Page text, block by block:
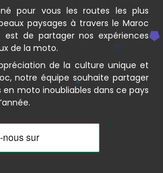
pour vous les routes les plus
paysages à travers le Maroc
de partager nos expériences
de la moto.
de la culture unique et
notre équipe souhaite partager
en moto inoubliables dans ce pays